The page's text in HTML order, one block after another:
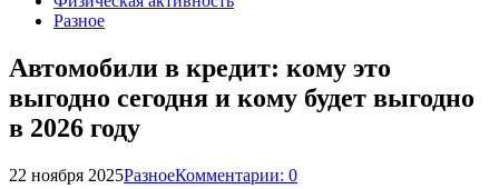
Разное
Автомобили в кредит: кому это
выгодно сегодня и кому будет выгодно
в 2026 году
22 ноября 2025РазноеКомментарии: 0